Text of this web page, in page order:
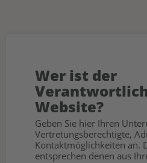
Wer ist der
Website?
Geben Sie hier Ihren
Vertretungsberechtigte,
Kontaktmöglichkeiten an.
entsprechen denen aus